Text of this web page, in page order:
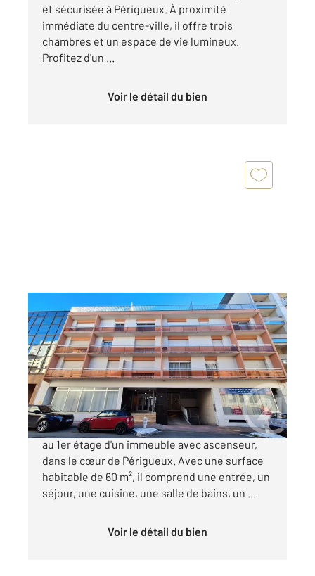
et sécurisée à Périgueux. À proximité
immédiate du centre-ville, il offre trois
chambres et un espace de vie lumineux.
Profitez d'un ...
Voir le détail du bien
PERIGUEUX 24
60 m2, 3 pièces
Ref : 20810
Appartement F2 à vendre
119 500 €
Découvrez cet appartement de 3 pièces situé
au 1er étage d'un immeuble avec ascenseur,
dans le cœur de Périgueux. Avec une surface
habitable de 60 m², il comprend une entrée, un
séjour, une cuisine, une salle de bains, un ...
Voir le détail du bien